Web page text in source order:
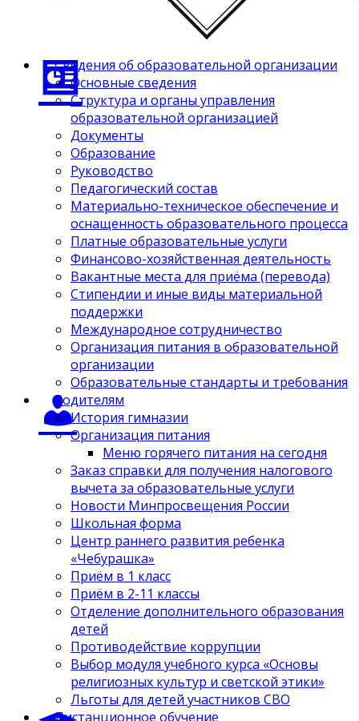
Сведения об образовательной организации
Основные сведения
Структура и органы управления
образовательной организацией
Документы
Образование
Руководство
Педагогический состав
Материально-техническое обеспечение и
оснащенность образовательного процесса
Платные образовательные услуги
Финансово-хозяйственная деятельность
Вакантные места для приёма (перевода)
Стипендии и иные виды материальной
поддержки
Международное сотрудничество
Организация питания в образовательной
организации
Образовательные стандарты и требования
Родителям
История гимназии
Организация питания
Меню горячего питания на сегодня
Заказ справки для получения налогового
вычета за образовательные услуги
Новости Минпросвещения России
Школьная форма
Центр раннего развития ребенка
«Чебурашка»
Приём в 1 класс
Приём в 2-11 классы
Отделение дополнительного образования
детей
Противодействие коррупции
Выбор модуля учебного курса «Основы
религиозных культур и светской этики»
Льготы для детей участников СВО
Дистанционное обучение